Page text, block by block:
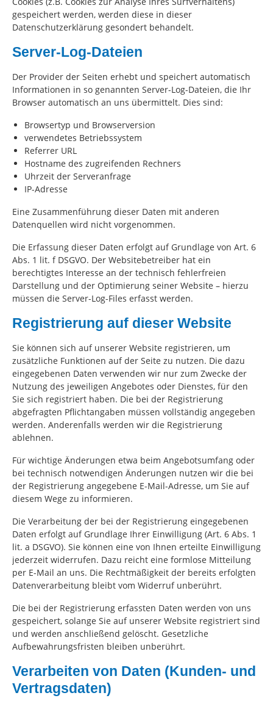
gespeichert werden, werden diese in dieser
Datenschutzerklärung gesondert behandelt.
Server-Log-Dateien
Der Provider der Seiten erhebt und speichert automatisch
Informationen in so genannten Server-Log-Dateien, die Ihr
Browser automatisch an uns übermittelt. Dies sind:
Browsertyp und Browserversion
verwendetes Betriebssystem
Referrer URL
Hostname des zugreifenden Rechners
Uhrzeit der Serveranfrage
IP-Adresse
Eine Zusammenführung dieser Daten mit anderen
Datenquellen wird nicht vorgenommen.
Die Erfassung dieser Daten erfolgt auf Grundlage von Art. 6
Abs. 1 lit. f DSGVO. Der Websitebetreiber hat ein
berechtigtes Interesse an der technisch fehlerfreien
Darstellung und der Optimierung seiner Website – hierzu
müssen die Server-Log-Files erfasst werden.
Registrierung auf dieser Website
Sie können sich auf unserer Website registrieren, um
zusätzliche Funktionen auf der Seite zu nutzen. Die dazu
eingegebenen Daten verwenden wir nur zum Zwecke der
Nutzung des jeweiligen Angebotes oder Dienstes, für den
Sie sich registriert haben. Die bei der Registrierung
abgefragten Pflichtangaben müssen vollständig angegeben
werden. Anderenfalls werden wir die Registrierung
ablehnen.
Für wichtige Änderungen etwa beim Angebotsumfang oder
bei technisch notwendigen Änderungen nutzen wir die bei
der Registrierung angegebene E-Mail-Adresse, um Sie auf
diesem Wege zu informieren.
Die Verarbeitung der bei der Registrierung eingegebenen
Daten erfolgt auf Grundlage Ihrer Einwilligung (Art. 6 Abs. 1
lit. a DSGVO). Sie können eine von Ihnen erteilte Einwilligung
jederzeit widerrufen. Dazu reicht eine formlose Mitteilung
per E-Mail an uns. Die Rechtmäßigkeit der bereits erfolgten
Datenverarbeitung bleibt vom Widerruf unberührt.
Die bei der Registrierung erfassten Daten werden von uns
gespeichert, solange Sie auf unserer Website registriert sind
und werden anschließend gelöscht. Gesetzliche
Aufbewahrungsfristen bleiben unberührt.
Verarbeiten von Daten (Kunden- und
Vertragsdaten)